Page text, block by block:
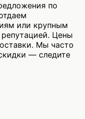
по
или крупным
Цены
Мы часто
— следите